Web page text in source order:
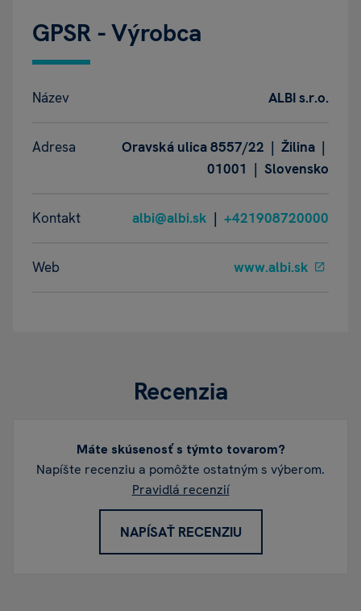
GPSR - Výrobca
Název ALBI s.r.o.
Adresa
Oravská ulica 8557/22 | Žilina |
01001 | Slovensko
Kontakt albi@albi.sk | +421908720000
Web www.albi.sk
Recenzia
Máte skúsenosť s týmto tovarom?
Napíšte recenziu a pomôžte ostatným s výberom.
Pravidlá recenzií
NAPÍSAŤ RECENZIU